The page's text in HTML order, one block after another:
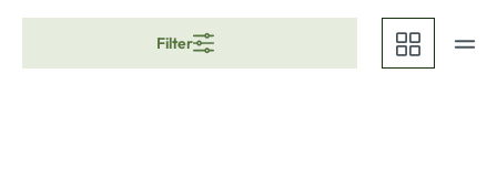
Filter